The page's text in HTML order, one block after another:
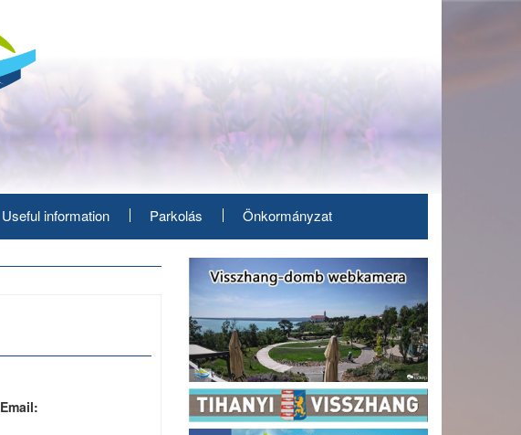
Useful information Parkolás Önkormányzat
Email